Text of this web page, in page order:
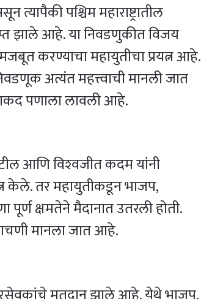
पश्चिम महाराष्ट्रातील
झाले आहे. या निवडणुकीत विजय
करण्याचा महायुतीचा प्रयत्न आहे.
अत्यंत महत्त्वाची मानली जात
पणाला लावली आहे.
आणि विश्‍वजीत कदम यांनी
केले. तर महायुतीकडून भाजप,
पूर्ण क्षमतेने मैदानात उतरली होती.
मानला जात आहे.